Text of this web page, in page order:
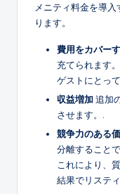
メニティ料金を導
ります。
費用をカバー
充てられます
ゲストにとっ
収益増加追加
させます。.
競争力のある
分離すること
これにより、
結果でリステ